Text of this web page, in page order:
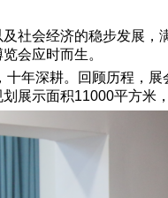
社会经济的稳步发展
会应时而生。
年深耕。回顾历程，
展示面积11000平方米